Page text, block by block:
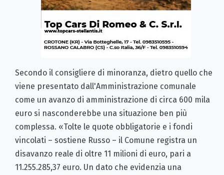
Secondo il consigliere di minoranza, dietro quello che
viene presentato dall'Amministrazione comunale
come un avanzo di amministrazione di circa 600 mila
euro si nasconderebbe una situazione ben più
complessa. «Tolte le quote obbligatorie e i fondi
vincolati – sostiene Russo – il Comune registra un
disavanzo reale di oltre 11 milioni di euro, pari a
11.255.285,37 euro. Un dato che evidenzia una